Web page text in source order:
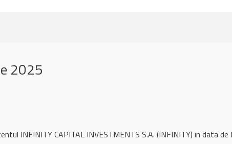
2025
INFINITY CAPITAL INVESTMENTS S.A. (INFINITY) in data